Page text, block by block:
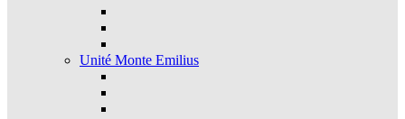
Unité Monte Emilius